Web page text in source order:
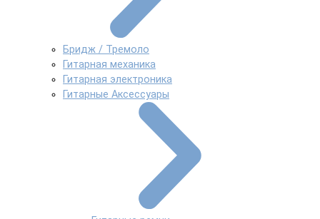
Бридж / Тремоло
Гитарная механика
Гитарная электроника
Гитарные Аксессуары